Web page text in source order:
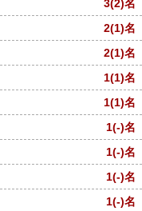
3(2)名
2(1)名
2(1)名
1(1)名
1(1)名
1(-)名
1(-)名
1(-)名
1(-)名